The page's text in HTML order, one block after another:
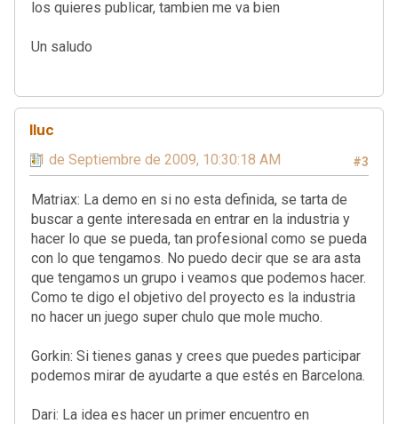
los quieres publicar, tambien me va bien
Un saludo
lluc
#3
11 de Septiembre de 2009, 10:30:18 AM
Matriax: La demo en si no esta definida, se tarta de
buscar a gente interesada en entrar en la industria y
hacer lo que se pueda, tan profesional como se pueda
con lo que tengamos. No puedo decir que se ara asta
que tengamos un grupo i veamos que podemos hacer.
Como te digo el objetivo del proyecto es la industria
no hacer un juego super chulo que mole mucho.
Gorkin: Si tienes ganas y crees que puedes participar
podemos mirar de ayudarte a que estés en Barcelona.
Dari: La idea es hacer un primer encuentro en